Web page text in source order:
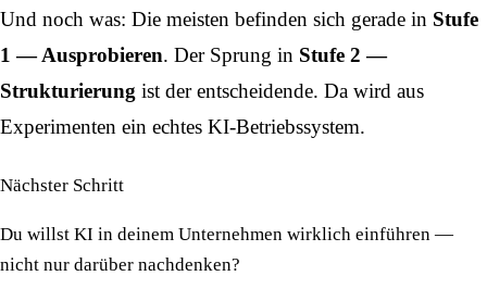
Und noch was: Die meisten befinden sich gerade in Stufe
1 — Ausprobieren. Der Sprung in Stufe 2 —
Strukturierung ist der entscheidende. Da wird aus
Experimenten ein echtes KI-Betriebssystem.
Nächster Schritt
Du willst KI in deinem Unternehmen wirklich einführen —
nicht nur darüber nachdenken?